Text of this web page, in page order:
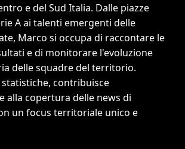
e del Sud Italia. Dalle piazze
A ai talenti emergenti delle
Marco si occupa di raccontare le
e di monitorare l'evoluzione
delle squadre del territorio.
contribuisce
alla copertura delle news di
un focus territoriale unico e